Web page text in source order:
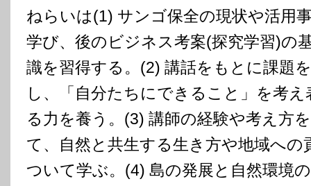
ねらいは(1) サンゴ保全の現状や活用
学び、後のビジネス考案(探究学習)の
識を習得する。(2) 講話をもとに課題
し、「自分たちにできること」を考え
る力を養う。(3) 講師の経験や考え方
て、自然と共生する生き方や地域への
ついて学ぶ。(4) 島の発展と自然環境